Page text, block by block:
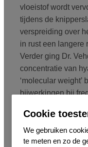
vloeistof wordt
tijdens de
verspreiding over
in rust een langere
Verder ging Dr.
concentratie van
‘molecular
bijwerkingen bij
Cookie
We gebruiken
te meten en zo de